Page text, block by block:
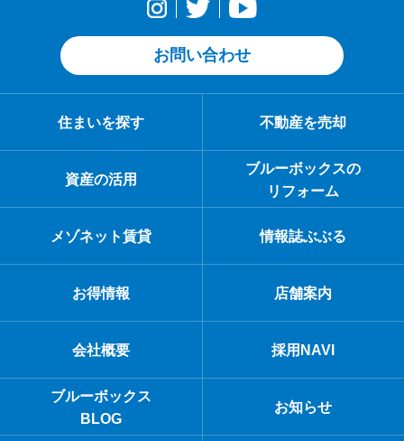
お問い合わせ
住まいを探す 不動産を売却
資産の活用
ブルーボックスの
リフォーム
メゾネット賃貸 情報誌ぶぶる
お得情報 店舗案内
会社概要 採用NAVI
ブルーボックス
BLOG
お知らせ